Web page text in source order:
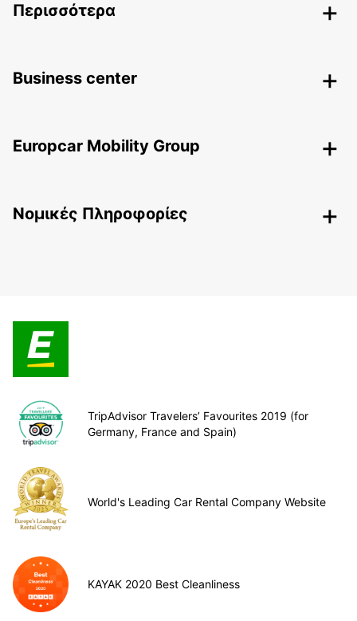
Περισσότερα
Business center
Europcar Mobility Group
Nομικές Πληροφορίες
TripAdvisor Travelers’ Favourites 2019 (for
Germany, France and Spain)
World's Leading Car Rental Company Website
KAYAK 2020 Best Cleanliness